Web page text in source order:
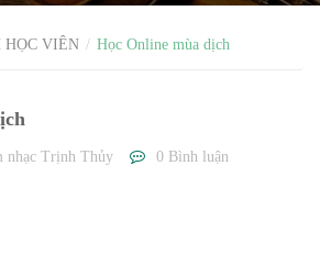
HỌC VIÊN Học Online mùa dịch
nhạc Trịnh Thủy 0 Bình luận